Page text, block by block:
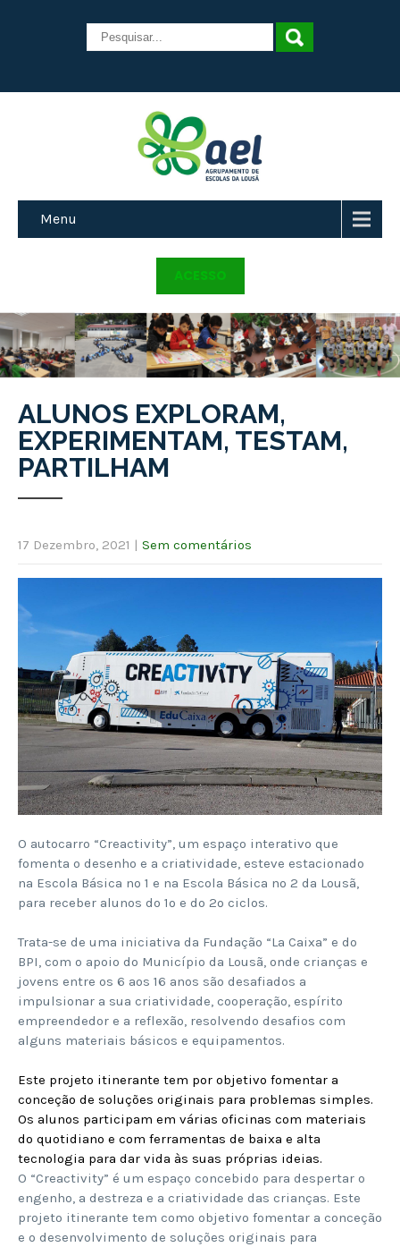
Menu
ACESSO
ALUNOS EXPLORAM,
EXPERIMENTAM, TESTAM,
PARTILHAM
17 Dezembro, 2021 | Sem comentários
O autocarro “Creactivity”, um espaço interativo que
fomenta o desenho e a criatividade, esteve estacionado
na Escola Básica nº 1 e na Escola Básica nº 2 da Lousã,
para receber alunos do 1º e do 2º ciclos.
Trata-se de uma iniciativa da Fundação “La Caixa” e do
BPI, com o apoio do Município da Lousã, onde crianças e
jovens entre os 6 aos 16 anos são desafiados a
impulsionar a sua criatividade, cooperação, espírito
empreendedor e a reflexão, resolvendo desafios com
alguns materiais básicos e equipamentos.
Este projeto itinerante tem por objetivo fomentar a
conceção de soluções originais para problemas simples.
Os alunos participam em várias oficinas com materiais
do quotidiano e com ferramentas de baixa e alta
tecnologia para dar vida às suas próprias ideias.
O “Creactivity” é um espaço concebido para despertar o
engenho, a destreza e a criatividade das crianças. Este
projeto itinerante tem como objetivo fomentar a conceção
e o desenvolvimento de soluções originais para